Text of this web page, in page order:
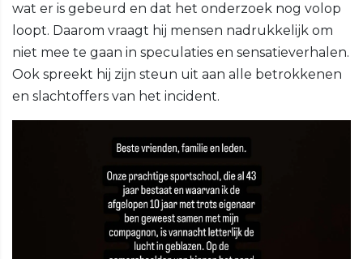
wat er is gebeurd en dat het onderzoek nog volop
loopt. Daarom vraagt hij mensen nadrukkelijk om
niet mee te gaan in speculaties en sensatieverhalen.
Ook spreekt hij zijn steun uit aan alle betrokkenen
en slachtoffers van het incident.